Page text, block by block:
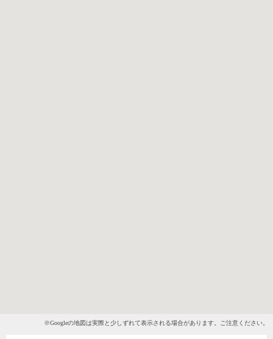
※Googleの地図は実際と少しずれて表示される場合があります。ご注意ください。